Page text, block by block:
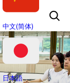
中文(简体)
日本語